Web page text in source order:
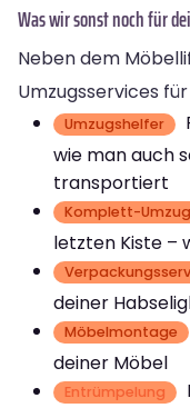
Was wir sonst noch für
Neben dem
Umzugsservices
Umzugshelfer
wie man auch
transportiert
Komplett-Umzug
letzten Kiste –
deiner
Möbelmontage
deiner Möbel
Entrümpelung